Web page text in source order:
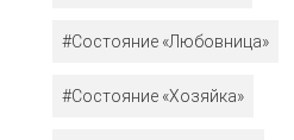
#Состояние «Любовница»
#Состояние «Хозяйка»